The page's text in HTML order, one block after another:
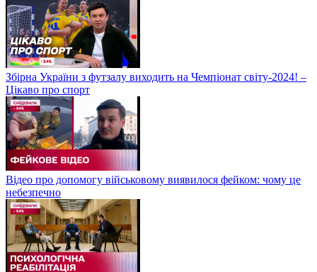
Збірна України з футзалу виходить на Чемпіонат світу-2024! –
Цікаво про спорт
Відео про допомогу військовому виявилося фейком: чому це
небезпечно